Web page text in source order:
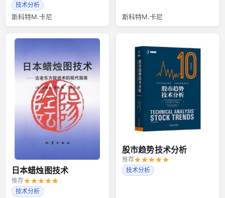
技术分析
斯科特M.卡尼 斯科特M.卡尼
日本蜡烛图技术
推荐
技术分析
股市趋势技术分析
推荐
技术分析